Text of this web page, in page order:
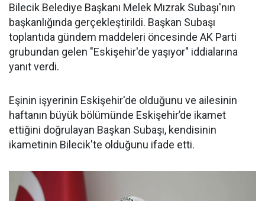
Bilecik Belediye Başkanı Melek Mızrak Subaşı'nın
başkanlığında gerçekleştirildi. Başkan Subaşı
toplantıda gündem maddeleri öncesinde AK Parti
grubundan gelen "Eskişehir'de yaşıyor" iddialarına
yanıt verdi.
Eşinin işyerinin Eskişehir'de olduğunu ve ailesinin
haftanın büyük bölümünde Eskişehir’de ikamet
ettiğini doğrulayan Başkan Subaşı, kendisinin
ikametinin Bilecik'te olduğunu ifade etti.